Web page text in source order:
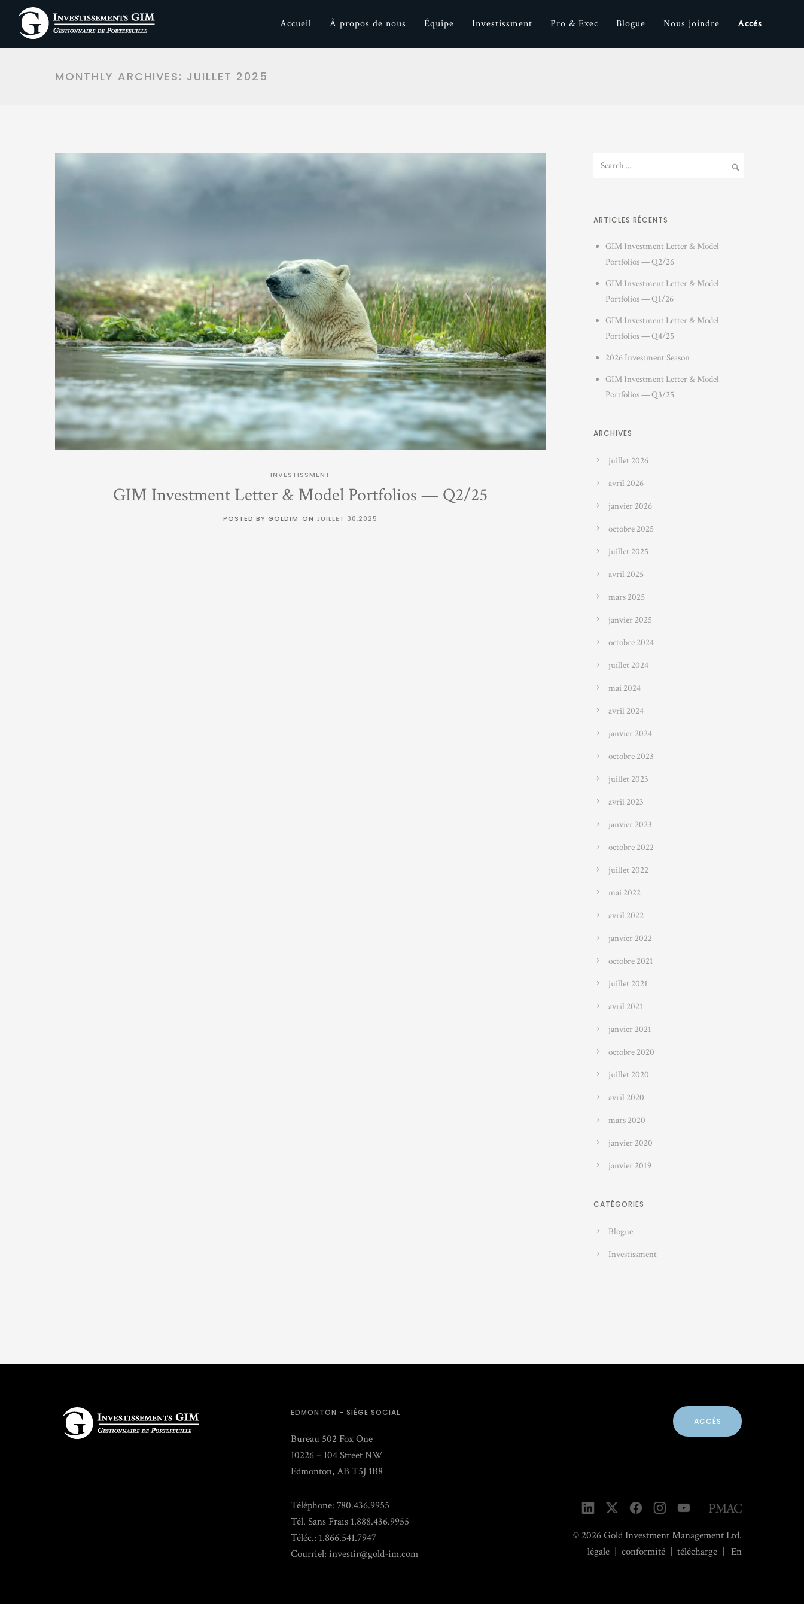
Accueil À propos de nous Équipe Investissment Pro & Exec Blogue Nous joindre Accés
MONTHLY ARCHIVES: JUILLET 2025
INVESTISSMENT
GIM Investment Letter & Model Portfolios — Q2/25
POSTED BY GOLDIM ON JUILLET 30,2025
ARTICLES RÉCENTS
GIM Investment Letter & Model
Portfolios — Q2/26
GIM Investment Letter & Model
Portfolios — Q1/26
GIM Investment Letter & Model
Portfolios — Q4/25
2026 Investment Season
GIM Investment Letter & Model
Portfolios — Q3/25
ARCHIVES
juillet 2026
avril 2026
janvier 2026
octobre 2025
juillet 2025
avril 2025
mars 2025
janvier 2025
octobre 2024
juillet 2024
mai 2024
avril 2024
janvier 2024
octobre 2023
juillet 2023
avril 2023
janvier 2023
octobre 2022
juillet 2022
mai 2022
avril 2022
janvier 2022
octobre 2021
juillet 2021
avril 2021
janvier 2021
octobre 2020
juillet 2020
avril 2020
mars 2020
janvier 2020
janvier 2019
CATÉGORIES
Blogue
Investissment
EDMONTON - SIÈGE SOCIAL
Bureau 502 Fox One
10226 – 104 Street NW
Edmonton, AB T5J 1B8
Téléphone: 780.436.9955
Tél. Sans Frais 1.888.436.9955
Téléc.: 1.866.541.7947
Courriel:investir@gold-im.com
ACCÉS
© 2026 Gold Investment Management Ltd.
légale | conformité | télécharge | En